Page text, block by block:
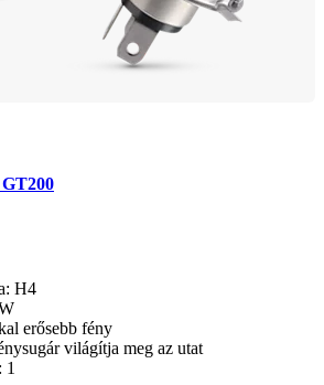
H4
erősebb fény
világítja meg az utat
1